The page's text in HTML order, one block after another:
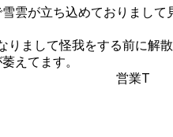
雲が立ち込めておりまして
まして怪我をする前に解散
えてます。